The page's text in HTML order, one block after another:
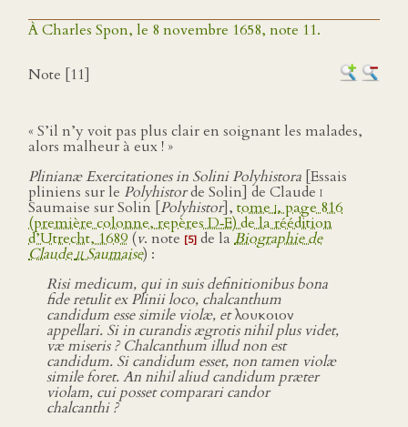
À Charles Spon, le 8 novembre 1658, note 11.
Note [11]
« S’il n’y voit pas plus clair en soignant les malades,
alors malheur à eux ! »
Plinianæ Exercitationes in Solini Polyhistora [Essais
pliniens sur le Polyhistorde Solin] de Claude i
Saumaise sur Solin [Polyhistor], tomei, page 816
(première colonne, repères D‑E) de la réédition
d’Utrecht, 1689 (v. note [5] de la Biographie de
ClaudeiiSaumaise) :
Risi medicum, qui in suis definitionibus bona
fide retulit ex Plinii loco, chalcanthum
candidum esse simile violæ, etλουκοιον
appellari. Si in curandis ægrotis nihil plus videt,
væ miseris ? Chalcanthum illud non est
candidum. Si candidum esset, non tamen violæ
simile foret. An nihil aliud candidum præter
violam, cui posset comparari candor
chalcanthi ?